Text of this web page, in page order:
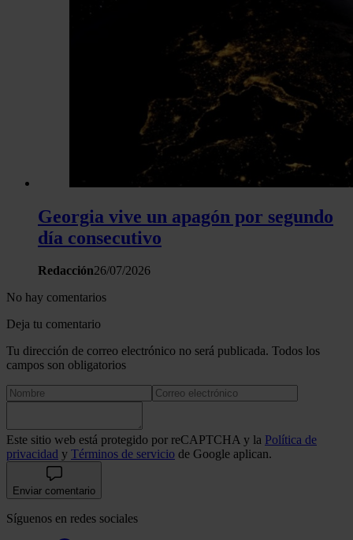
Georgia vive un apagón por segundo
día consecutivo
Redacción26/07/2026
No hay comentarios
Deja tu comentario
Tu dirección de correo electrónico no será publicada. Todos los
campos son obligatorios
Este sitio web está protegido por reCAPTCHA y la Política de
privacidad y Términos de servicio de Google aplican.
Enviar comentario
Síguenos en redes sociales